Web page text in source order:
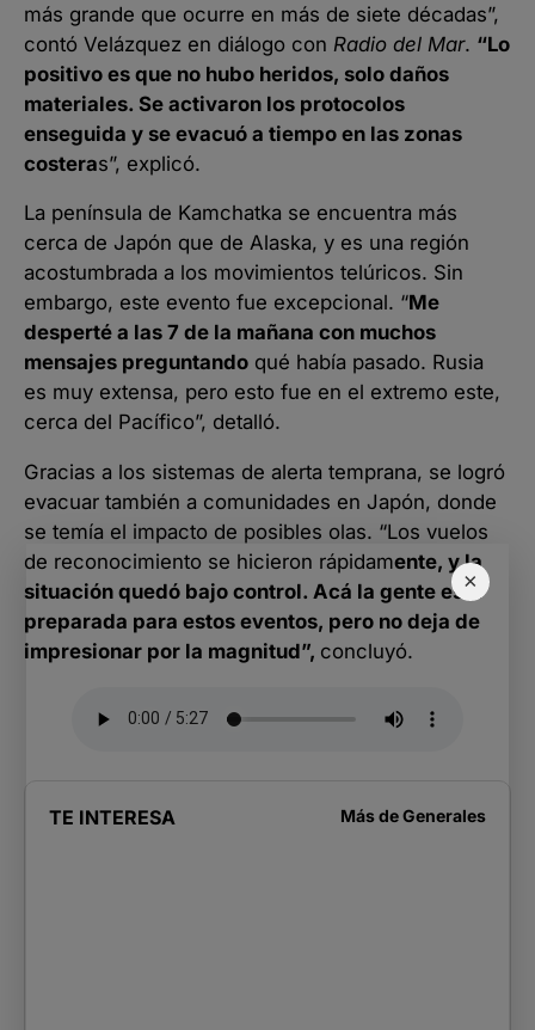
×
más grande que ocurre en más de siete décadas”,
contó Velázquez en diálogo con Radio del Mar. “Lo
positivo es que no hubo heridos, solo daños
materiales. Se activaron los protocolos
enseguida y se evacuó a tiempo en las zonas
costeras”, explicó.
La península de Kamchatka se encuentra más
cerca de Japón que de Alaska, y es una región
acostumbrada a los movimientos telúricos. Sin
embargo, este evento fue excepcional. “Me
desperté a las 7 de la mañana con muchos
mensajes preguntando qué había pasado. Rusia
es muy extensa, pero esto fue en el extremo este,
cerca del Pacífico”, detalló.
Gracias a los sistemas de alerta temprana, se logró
evacuar también a comunidades en Japón, donde
se temía el impacto de posibles olas. “Los vuelos
de reconocimiento se hicieron rápidamente, y la
situación quedó bajo control. Acá la gente está
preparada para estos eventos, pero no deja de
impresionar por la magnitud”, concluyó.
TE INTERESA Más deGenerales